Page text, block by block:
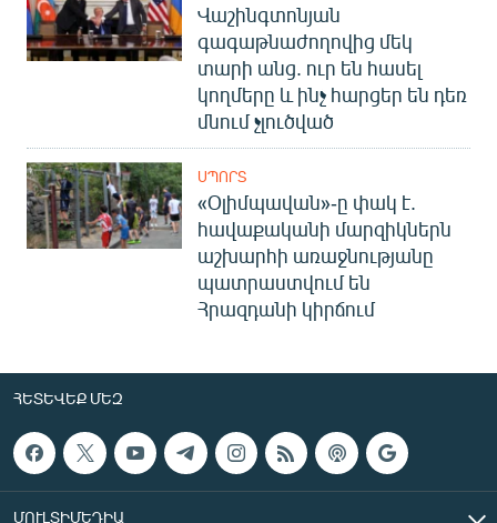
Վաշինգտոնյան
գագաթնաժողովից մեկ
տարի անց. ուր են հասել
կողմերը և ինչ հարցեր են դեռ
մնում չլուծված
ՍՊՈՐՏ
«Օլիմպավան»-ը փակ է.
հավաքականի մարզիկներն
աշխարհի առաջնությանը
պատրաստվում են
Հրազդանի կիրճում
ՀԵՏԵՎԵՔ ՄԵԶ
ՄՈՒԼՏԻՄԵԴԻԱ